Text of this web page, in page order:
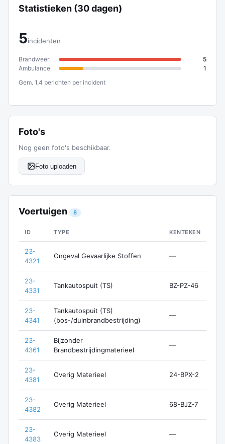
Statistieken (30 dagen)
5incidenten
Brandweer
5
Ambulance
1
Gem. 1,4 berichten per incident
Foto's
Nog geen foto's beschikbaar.
Foto uploaden
Voertuigen 8
ID TYPE KENTEKEN
23-
4321
Ongeval Gevaarlijke Stoffen —
23-
4331
Tankautospuit (TS) BZ-PZ-46
23-
4341
Tankautospuit (TS)
(bos-/duinbrandbestrijding)
—
23-
4361
Bijzonder
Brandbestrijdingmaterieel
—
23-
4381
Overig Materieel 24-BPX-2
23-
4382
Overig Materieel 68-BJZ-7
23-
4383
Overig Materieel —